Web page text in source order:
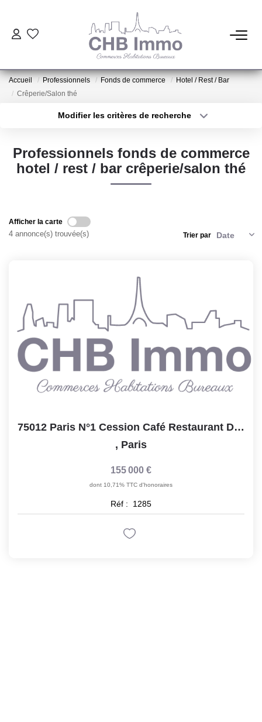
ESTIMATION
LOCATIONS
CONTACT
Accueil Professionnels Fonds de commerce
Hotel / Rest / Bar
Crêperie/Salon thé
Modifier les critères de recherche
Sélectionnez...
Type de bien
Surface min
Créer une alerte
Professionnels fonds de commerce
hotel / rest / bar crêperie/salon thé
Afficher la carte
4 annonce(s) trouvée(s) Trier par
75012 Paris N°1 Cession Café Restaurant De 53 M2 Sans...
, Paris
155 000 €
dont 10,71% TTC d'honoraires
Réf : 1285